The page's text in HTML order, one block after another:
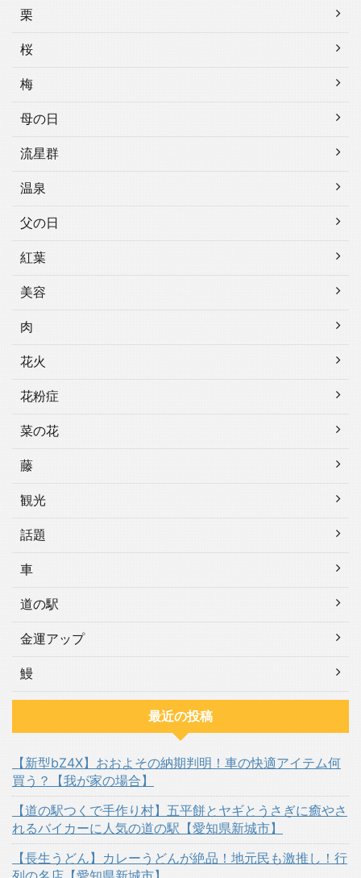
栗
桜
梅
母の日
流星群
温泉
父の日
紅葉
美容
肉
花火
花粉症
菜の花
藤
観光
話題
車
道の駅
金運アップ
鰻
最近の投稿
【新型bZ4X】おおよその納期判明！車の快適アイテム何
買う？【我が家の場合】
【道の駅つくで手作り村】五平餅とヤギとうさぎに癒やさ
れるバイカーに人気の道の駅【愛知県新城市】
【長生うどん】カレーうどんが絶品！地元民も激推し！行